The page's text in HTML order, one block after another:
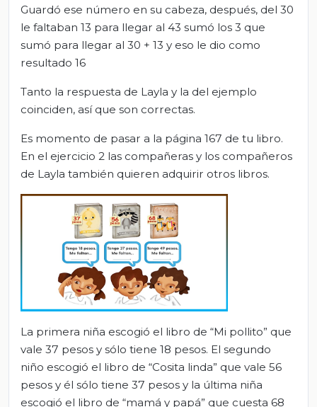
Guardó ese número en su cabeza, después, del 30
le faltaban 13 para llegar al 43 sumó los 3 que
sumó para llegar al 30 + 13 y eso le dio como
resultado 16
Tanto la respuesta de Layla y la del ejemplo
coinciden, así que son correctas.
Es momento de pasar a la página 167 de tu libro.
En el ejercicio 2 las compañeras y los compañeros
de Layla también quieren adquirir otros libros.
La primera niña escogió el libro de “Mi pollito” que
vale 37 pesos y sólo tiene 18 pesos. El segundo
niño escogió el libro de “Cosita linda” que vale 56
pesos y él sólo tiene 37 pesos y la última niña
escogió el libro de “mamá y papá” que cuesta 68